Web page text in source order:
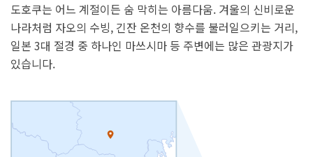
도호쿠는 어느 계절이든 숨 막히는 아름다움. 겨울의 신비로운
나라처럼 자오의 수빙, 긴잔 온천의 향수를 불러일으키는 거리,
일본 3대 절경 중 하나인 마쓰시마 등 주변에는 많은 관광지가
있습니다.